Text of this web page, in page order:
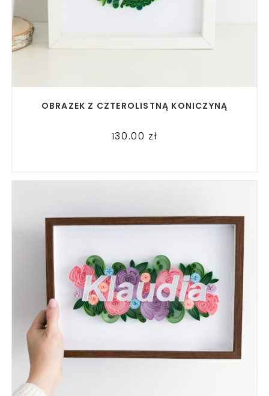
OBRAZEK Z CZTEROLISTNĄ KONICZYNĄ
130.00 zł